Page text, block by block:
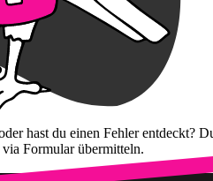
hast du einen Fehler entdeckt?
Formular übermitteln.